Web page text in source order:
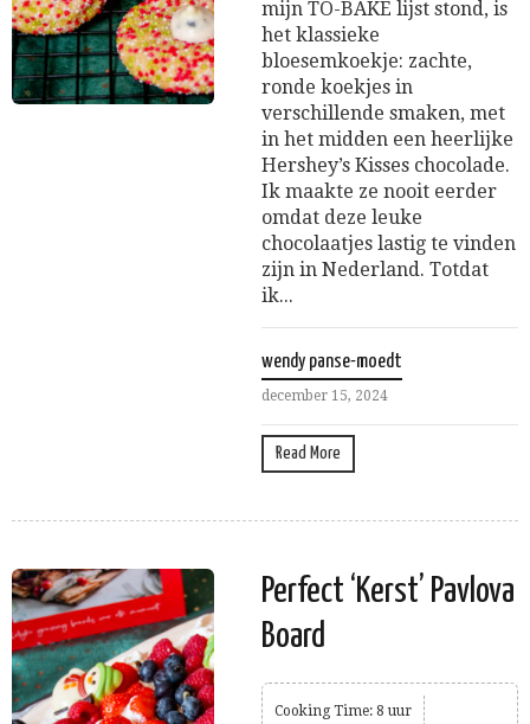
mijn TO-BAKE lijst stond, is
het klassieke
bloesemkoekje: zachte,
ronde koekjes in
verschillende smaken, met
in het midden een heerlijke
Hershey’s Kisses chocolade.
Ik maakte ze nooit eerder
omdat deze leuke
chocolaatjes lastig te vinden
zijn in Nederland. Totdat
ik...
wendy panse-moedt
december 15, 2024
Read More
Perfect ‘Kerst’ Pavlova
Board
Cooking Time: 8 uur